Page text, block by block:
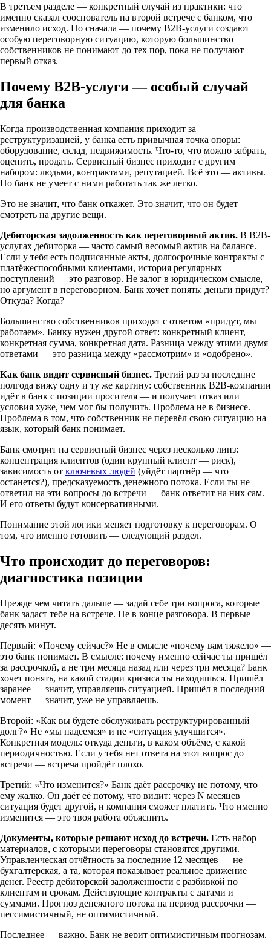
В третьем разделе — конкретный случай из практики: что
именно сказал сооснователь на второй встрече с банком, что
изменило исход. Но сначала — почему B2B-услуги создают
особую переговорную ситуацию, которую большинство
собственников не понимают до тех пор, пока не получают
первый отказ.
Почему B2B-услуги — особый случай
для банка
Когда производственная компания приходит за
реструктуризацией, у банка есть привычная точка опоры:
оборудование, склад, недвижимость. Что-то, что можно забрать,
оценить, продать. Сервисный бизнес приходит с другим
набором: людьми, контрактами, репутацией. Всё это — активы.
Но банк не умеет с ними работать так же легко.
Это не значит, что банк откажет. Это значит, что он будет
смотреть на другие вещи.
Дебиторская задолженность как переговорный актив. В B2B-
услугах дебиторка — часто самый весомый актив на балансе.
Если у тебя есть подписанные акты, долгосрочные контракты с
платёжеспособными клиентами, история регулярных
поступлений — это разговор. Не залог в юридическом смысле,
но аргумент в переговорном. Банк хочет понять: деньги придут?
Откуда? Когда?
Большинство собственников приходят с ответом «придут, мы
работаем». Банку нужен другой ответ: конкретный клиент,
конкретная сумма, конкретная дата. Разница между этими двумя
ответами — это разница между «рассмотрим» и «одобрено».
Как банк видит сервисный бизнес. Третий раз за последние
полгода вижу одну и ту же картину: собственник B2B-компании
идёт в банк с позиции просителя — и получает отказ или
условия хуже, чем мог бы получить. Проблема не в бизнесе.
Проблема в том, что собственник не перевёл свою ситуацию на
язык, который банк понимает.
Банк смотрит на сервисный бизнес через несколько линз:
концентрация клиентов (один крупный клиент — риск),
зависимость от ключевых людей (уйдёт партнёр — что
останется?), предсказуемость денежного потока. Если ты не
ответил на эти вопросы до встречи — банк ответит на них сам.
И его ответы будут консервативными.
Понимание этой логики меняет подготовку к переговорам. О
том, что именно готовить — следующий раздел.
Что происходит до переговоров:
диагностика позиции
Прежде чем читать дальше — задай себе три вопроса, которые
банк задаст тебе на встрече. Не в конце разговора. В первые
десять минут.
Первый: «Почему сейчас?» Не в смысле «почему вам тяжело» —
это банк понимает. В смысле: почему именно сейчас ты пришёл
за рассрочкой, а не три месяца назад или через три месяца? Банк
хочет понять, на какой стадии кризиса ты находишься. Пришёл
заранее — значит, управляешь ситуацией. Пришёл в последний
момент — значит, уже не управляешь.
Второй: «Как вы будете обслуживать реструктурированный
долг?» Не «мы надеемся» и не «ситуация улучшится».
Конкретная модель: откуда деньги, в каком объёме, с какой
периодичностью. Если у тебя нет ответа на этот вопрос до
встречи — встреча пройдёт плохо.
Третий: «Что изменится?» Банк даёт рассрочку не потому, что
ему жалко. Он даёт её потому, что видит: через N месяцев
ситуация будет другой, и компания сможет платить. Что именно
изменится — это твоя работа объяснить.
Документы, которые решают исход до встречи. Есть набор
материалов, с которыми переговоры становятся другими.
Управленческая отчётность за последние 12 месяцев — не
бухгалтерская, а та, которая показывает реальное движение
денег. Реестр дебиторской задолженности с разбивкой по
клиентам и срокам. Действующие контракты с датами и
суммами. Прогноз денежного потока на период рассрочки —
пессимистичный, не оптимистичный.
Последнее — важно. Банк не верит оптимистичным прогнозам.